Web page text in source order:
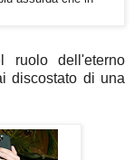
ruolo dell'eterno
discostato di una